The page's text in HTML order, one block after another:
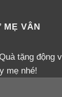
MẸ VÂN
tặng động
mẹ nhé!